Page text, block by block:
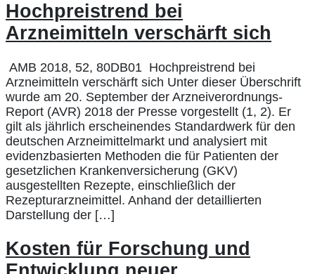
Hochpreistrend bei
Arzneimitteln verschärft sich
AMB 2018, 52, 80DB01 Hochpreistrend bei
Arzneimitteln verschärft sich Unter dieser Überschrift
wurde am 20. September der Arzneiverordnungs-
Report (AVR) 2018 der Presse vorgestellt (1, 2). Er
gilt als jährlich erscheinendes Standardwerk für den
deutschen Arzneimittelmarkt und analysiert mit
evidenzbasierten Methoden die für Patienten der
gesetzlichen Krankenversicherung (GKV)
ausgestellten Rezepte, einschließlich der
Rezepturarzneimittel. Anhand der detaillierten
Darstellung der […]
Kosten für Forschung und